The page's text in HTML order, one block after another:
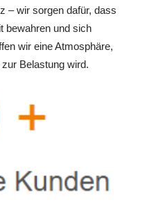
– wir sorgen dafür, dass
bewahren und sich
wir eine Atmosphäre,
Belastung wird.